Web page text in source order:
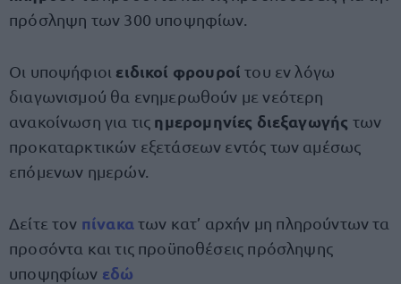
πρόσληψη των 300 υποψηφίων.
Οι υποψήφιοι ειδικοί φρουροίτου εν λόγω
διαγωνισμού θα ενημερωθούν με νεότερη
ανακοίνωση για τις ημερομηνίες διεξαγωγής των
προκαταρκτικών εξετάσεων εντός των αμέσως
επόμενων ημερών.
Δείτε τον πίνακατων κατ’ αρχήν μη πληρούντων τα
προσόντα και τις προϋποθέσεις πρόσληψης
υποψηφίων εδώ